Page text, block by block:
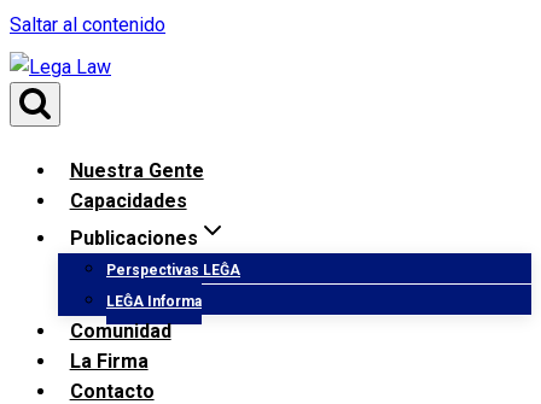
Saltar al contenido
Nuestra Gente
Capacidades
Publicaciones
Perspectivas LEĜA
LEĜA Informa
Comunidad
La Firma
Contacto